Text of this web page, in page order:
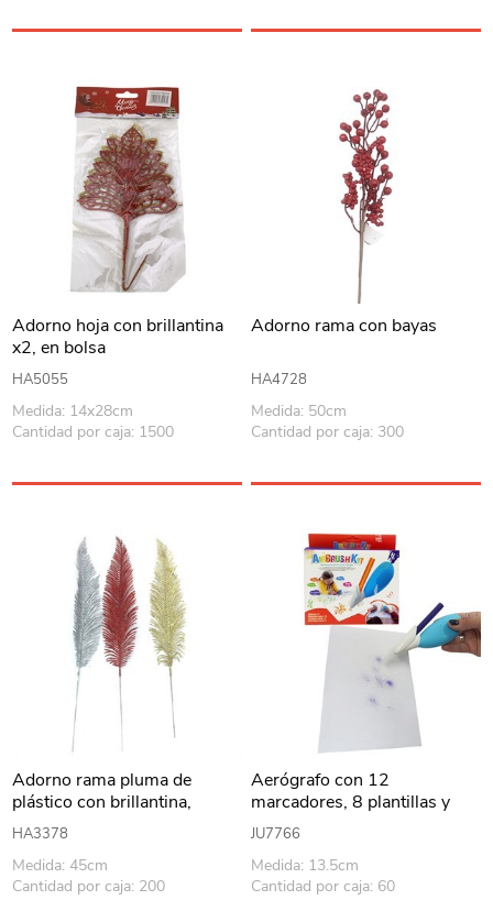
Adorno hoja con brillantina
x2, en bolsa
HA5055
Medida: 14x28cm
Cantidad por caja: 1500
Adorno rama con bayas
HA4728
Medida: 50cm
Cantidad por caja: 300
Adorno rama pluma de
plástico con brillantina,
PACK x12, 3 colores
HA3378
Medida: 45cm
Cantidad por caja: 200
Aerógrafo con 12
marcadores, 8 plantillas y
stickers, en caja
JU7766
Medida: 13.5cm
Cantidad por caja: 60